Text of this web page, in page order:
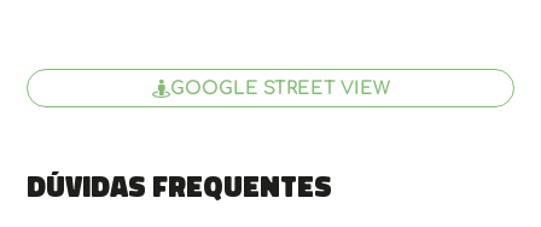
GOOGLE STREET VIEW
Dúvidas frequentes